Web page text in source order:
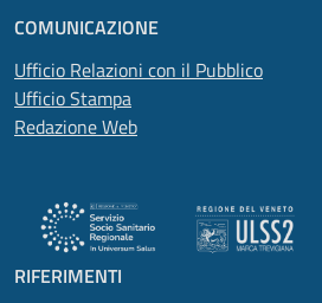
COMUNICAZIONE
Ufficio Relazioni con il Pubblico
Ufficio Stampa
Redazione Web
RIFERIMENTI